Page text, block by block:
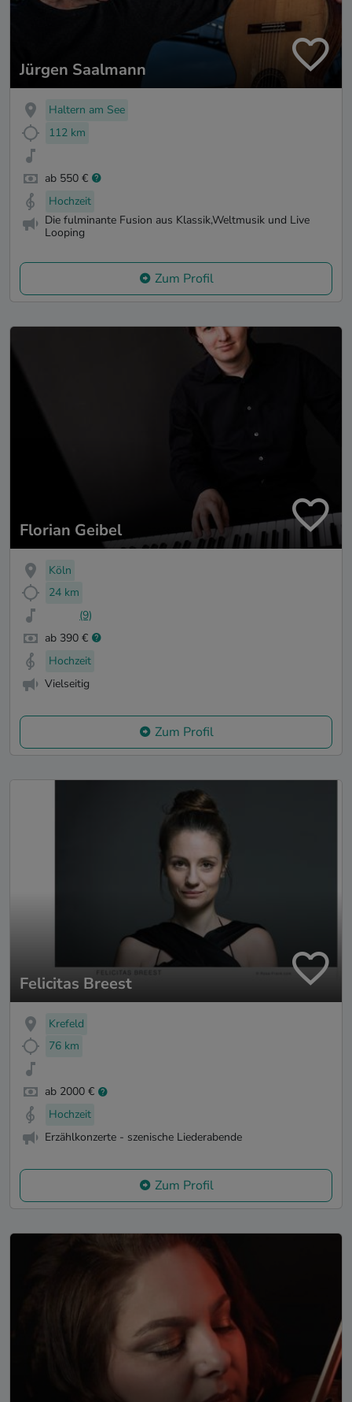
Jürgen Saalmann
Haltern am See
112 km
ab 550 €
Hochzeit
Die fulminante Fusion aus Klassik,Weltmusik und Live
Looping
Zum Profil
Florian Geibel
Köln
24 km
(9)
ab 390 €
Hochzeit
Vielseitig
Zum Profil
Felicitas Breest
Krefeld
76 km
ab 2000 €
Hochzeit
Erzählkonzerte - szenische Liederabende
Zum Profil